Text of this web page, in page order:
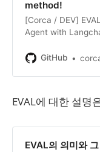
method!
[Corca / DEV]
Agent with
method! - GitHub -
GitHub
EVAL에 대한 설명
EVAL의 의미와